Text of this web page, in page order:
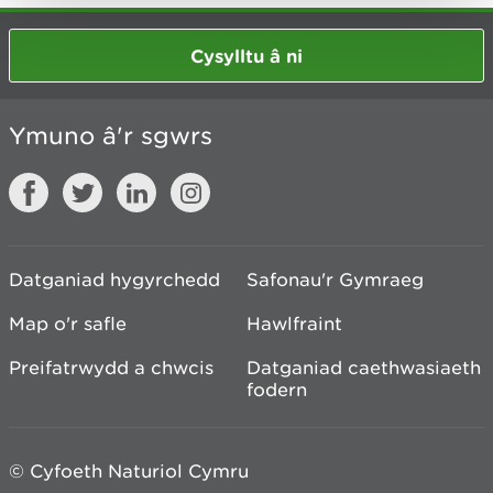
Cysylltu â ni
Ymuno â'r sgwrs
Datganiad hygyrchedd
Safonau'r Gymraeg
Map o'r safle
Hawlfraint
Preifatrwydd a chwcis
Datganiad caethwasiaeth
fodern
© Cyfoeth Naturiol Cymru